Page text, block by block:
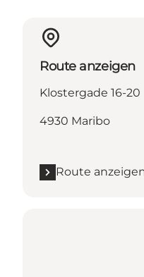
Route anzeigen
Klostergade 16-20
4930 Maribo
Route